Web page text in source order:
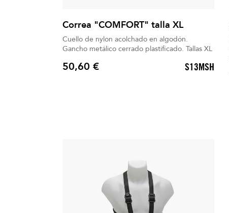
Correa "COMFORT" talla XL
Cuello de nylon acolchado en algodón.
Gancho metálico cerrado plastificado. Tallas XL
Precio
50,60 € S13MSH